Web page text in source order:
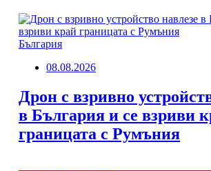
България
08.08.2026
Дрон с взривно
в България и се взриви
границата с Румъния